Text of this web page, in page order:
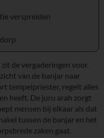
verspreiden
de vergaderingen voor.
van de banjar naar
tempelpriester, regelt alles
heeft. De juru arah zorgt
mensen bij elkaar als dat
tussen de banjar en het
zaken gaat.